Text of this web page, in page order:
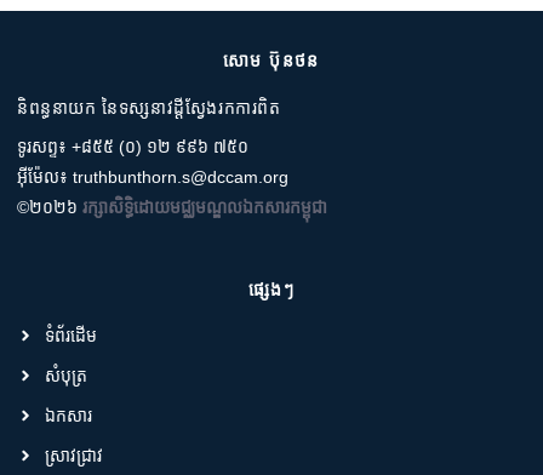
សោម ប៊ុនថន
និពន្ធនាយក នៃទស្សនាវដ្តីស្វែងរកការពិត
ទូរសព្ទ៖ +៨៥៥ (០) ១២ ៩៩៦ ៧៥០
អ៊ីម៉ែល៖ truthbunthorn.s@dccam.org
©២០២៦ រក្សាសិទ្ធិដោយមជ្ឈមណ្ឌលឯកសារកម្ពុជា
ផ្សេងៗ
ទំព័រដើម
សំបុត្រ
ឯកសារ
ស្រាវជ្រាវ